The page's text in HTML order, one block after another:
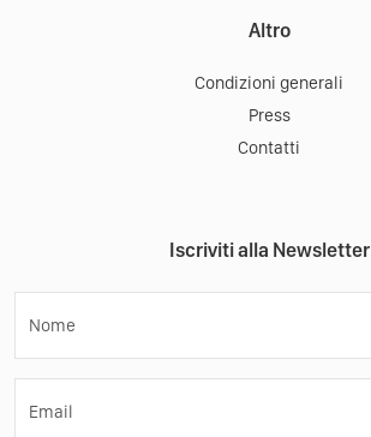
Altro
Condizioni generali
Press
Contatti
Iscriviti alla Newsletter
Nome
Email